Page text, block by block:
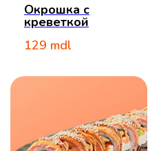
Окрошка с
креветкой
129 mdl